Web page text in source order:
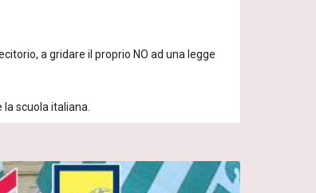
a gridare il proprio NO ad una legge
scuola italiana.